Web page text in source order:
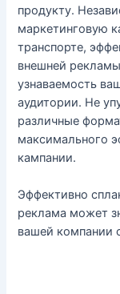
продукту.
маркетинговую
транспорте,
внешней
узнаваемость
аудитории. Не
различные
максимального
кампании.
Эффективно
реклама может
вашей компании